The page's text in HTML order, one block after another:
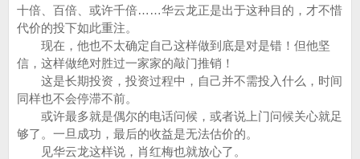
十倍、百倍、或许千倍……华云龙正是出于这种目的，才不惜
代价的投下如此重注。
现在，他也不太确定自己这样做到底是对是错！但他坚
信，这样做绝对胜过一家家的敲门推销！
这是长期投资，投资过程中，自己并不需投入什么，时间
同样也不会停滞不前。
或许最多就是偶尔的电话问候，或者说上门问候关心就足
够了。一旦成功，最后的收益是无法估价的。
见华云龙这样说，肖红梅也就放心了。